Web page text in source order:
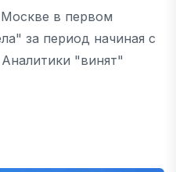
в первом
за период начиная с
"винят"